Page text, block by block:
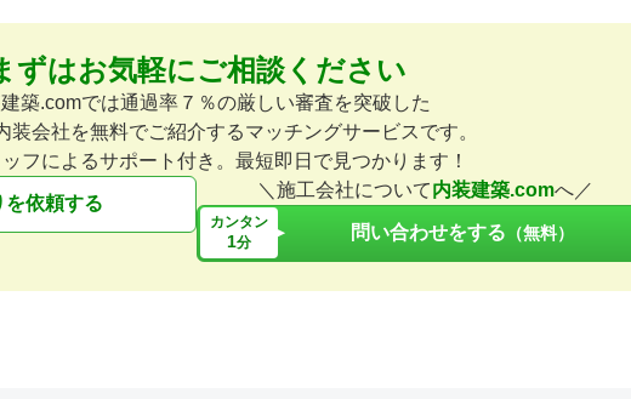
アーム（愛知県小牧
カフェ・パン・ケーキ 設計施工
スワンタイルカフェ（岐阜県多治
見市美濃焼き卸団地内）
アルティストビラージュ
多治見市小名田町小滝）
ずはお気軽にご相談ください
築.comでは通過率７％の厳しい審査を突破した
装会社を無料でご紹介するマッチングサービスです。
フによるサポート付き。最短即日で見つかります！
依頼する
＼施工会社について内装建築.comへ／
カンタン
1分 問い合わせをする （無料）